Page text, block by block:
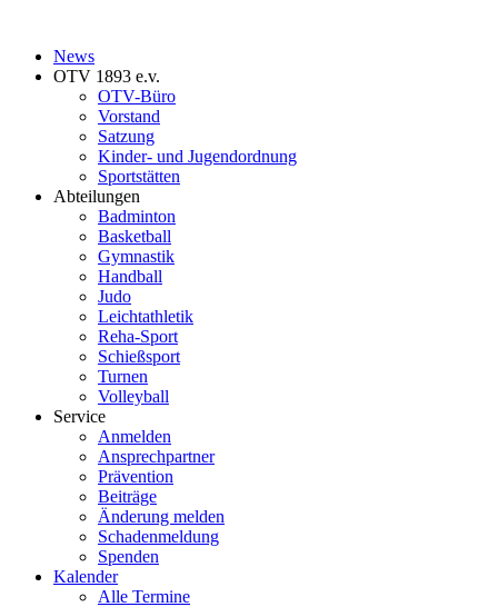
News
OTV 1893 e.v.
OTV-Büro
Vorstand
Satzung
Kinder- und Jugendordnung
Sportstätten
Abteilungen
Badminton
Basketball
Gymnastik
Handball
Judo
Leichtathletik
Reha-Sport
Schießsport
Turnen
Volleyball
Service
Anmelden
Ansprechpartner
Prävention
Beiträge
Änderung melden
Schadenmeldung
Spenden
Kalender
Alle Termine